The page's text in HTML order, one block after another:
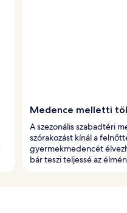
Medence melletti
A szezonális szabadtéri
szórakozást kínál a
gyermekmedencét
bár teszi teljessé az